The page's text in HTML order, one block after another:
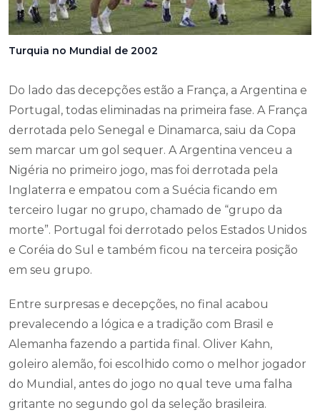
Turquia no Mundial de 2002
Do lado das decepções estão a França, a Argentina e
Portugal, todas eliminadas na primeira fase. A França
derrotada pelo Senegal e Dinamarca, saiu da Copa
sem marcar um gol sequer. A Argentina venceu a
Nigéria no primeiro jogo, mas foi derrotada pela
Inglaterra e empatou com a Suécia ficando em
terceiro lugar no grupo, chamado de “grupo da
morte”. Portugal foi derrotado pelos Estados Unidos
e Coréia do Sul e também ficou na terceira posição
em seu grupo.
Entre surpresas e decepções, no final acabou
prevalecendo a lógica e a tradição com Brasil e
Alemanha fazendo a partida final. Oliver Kahn,
goleiro alemão, foi escolhido como o melhor jogador
do Mundial, antes do jogo no qual teve uma falha
gritante no segundo gol da seleção brasileira.